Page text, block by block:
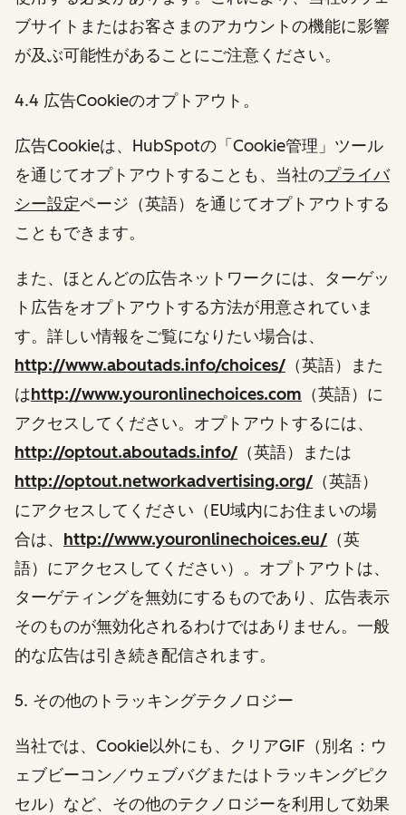
ブサイトまたはお客さまのアカウントの機能に影響
が及ぶ可能性があることにご注意ください。
4.4 広告Cookieのオプトアウト。
広告Cookieは、HubSpotの「Cookie管理」ツール
を通じてオプトアウトすることも、当社のプライバ
シー設定ページ（英語）を通じてオプトアウトする
こともできます。
また、ほとんどの広告ネットワークには、ターゲッ
ト広告をオプトアウトする方法が用意されていま
す。詳しい情報をご覧になりたい場合は、
http://www.aboutads.info/choices/ （英語）また
はhttp://www.youronlinechoices.com （英語）に
アクセスしてください。オプトアウトするには、
http://optout.aboutads.info/ （英語）または
http://optout.networkadvertising.org/ （英語）
にアクセスしてください（EU域内にお住まいの場
合は、 http://www.youronlinechoices.eu/ （英
語）にアクセスしてください）。オプトアウトは、
ターゲティングを無効にするものであり、広告表示
そのものが無効化されるわけではありません。一般
的な広告は引き続き配信されます。
5. その他のトラッキングテクノロジー
当社では、Cookie以外にも、クリアGIF（別名：ウ
ェブビーコン／ウェブバグまたはトラッキングピク
セル）など、その他のテクノロジーを利用して効果